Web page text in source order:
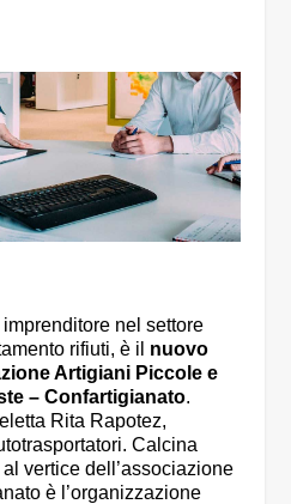
imprenditore nel settore
rifiuti, è il nuovo
Artigiani Piccole e
– Confartigianato.
Rita Rapotez,
Calcina
vertice dell’associazione
è l’organizzazione